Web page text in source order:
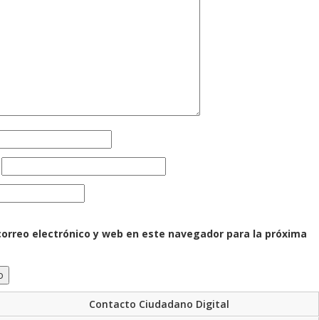
electrónico y web en este navegador para la próxima
Contacto Ciudadano Digital